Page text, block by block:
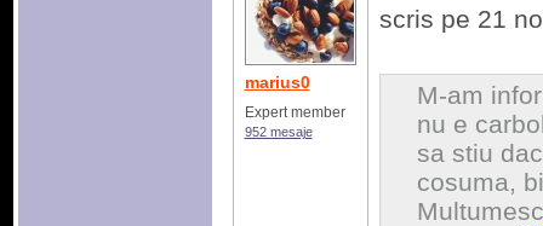
marius0
Expert member
952 mesaje
scris pe 21
M-am
nu e
sa stiu
cosuma,